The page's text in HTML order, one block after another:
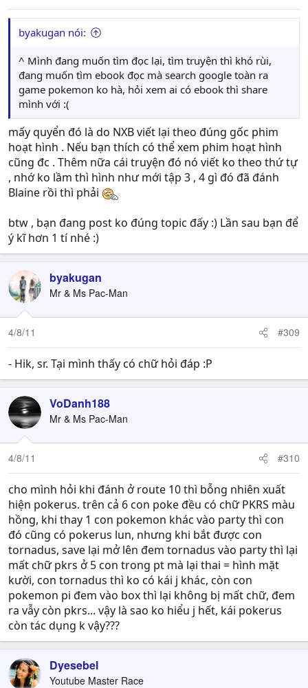
byakugan nói:
^ Mình đang muốn tìm đọc lại, tìm truyện thì khó rùi,
đang muốn tìm ebook đọc mà search google toàn ra
game pokemon ko hà, hỏi xem ai có ebook thì share
mình với :(
mấy quyển đó là do NXB viết lại theo đúng gốc phim
hoạt hình . Nếu bạn thích có thể xem phim hoạt hình
cũng đc . Thêm nữa cái truyện đó nó viết ko theo thứ tự
, nhớ ko lầm thì hình như mới tập 3 , 4 gì đó đã đánh
Blaine rồi thì phải
btw , bạn đang post ko đúng topic đấy :) Lần sau bạn để
ý kĩ hơn 1 tí nhé :)
byakugan
Mr & Ms Pac-Man
4/8/11 #309
- Hik, sr. Tại mình thấy có chữ hỏi đáp :P
VoDanh188
Mr & Ms Pac-Man
4/8/11 #310
cho mình hỏi khi đánh ở route 10 thì bỗng nhiên xuất
hiện pokerus. trên cả 6 con poke đều có chữ PKRS màu
hồng, khi thay 1 con pokemon khác vào party thì con
đó cũng có pokerus lun, nhưng khi bắt được con
tornadus, save lại mở lên đem tornadus vào party thì lại
mất chữ pkrs ở 5 con trong pt mà lại thai = hình mặt
kười, con tornadus thì ko có kái j khác, còn con
pokemon pi đem vào box thì lại không bị mất chữ, đem
ra vẫy còn pkrs... vậy là sao ko hiểu j hết, kái pokerus
còn tác dụng k vậy???
Dyesebel
Youtube Master Race